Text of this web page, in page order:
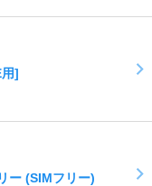
]
ー (SIMフリー)